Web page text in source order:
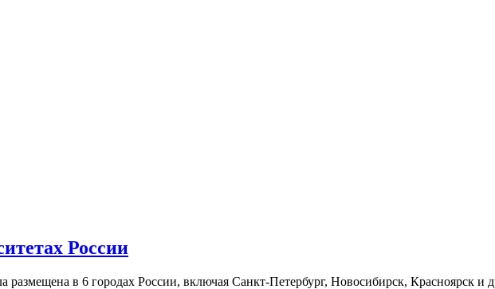
России
в 6 городах России, включая Санкт-Петербург, Новосибирск, Красноярск и